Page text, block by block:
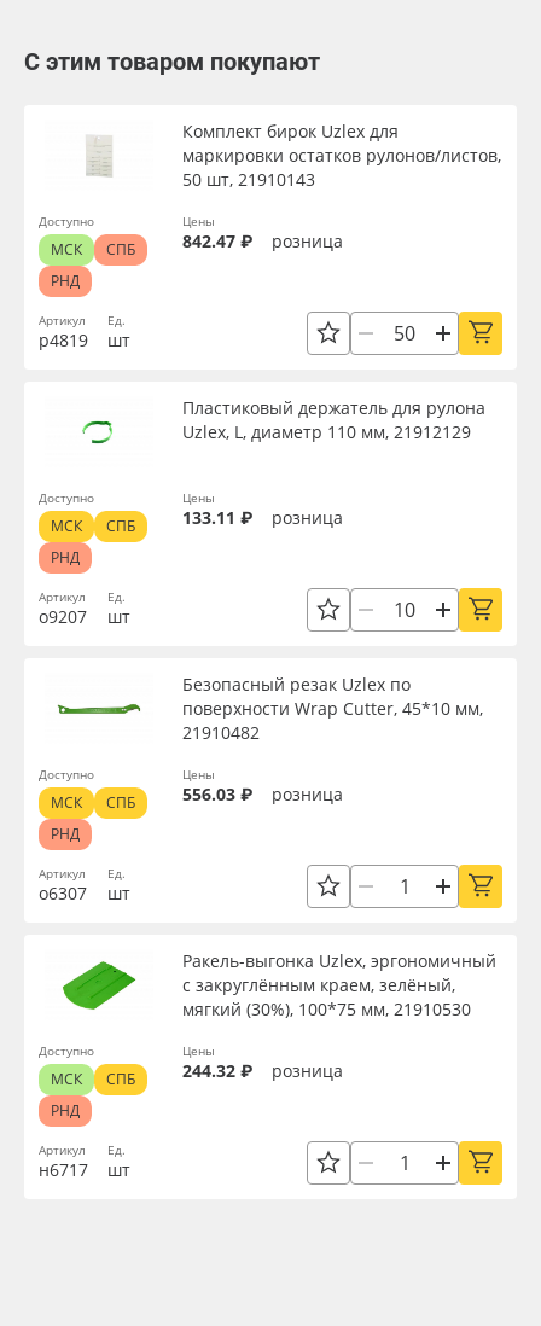
С этим товаром покупают
Артикул
р4819
Комплект бирок Uzlex для
маркировки остатков рулонов/листов,
50 шт, 21910143
Ед.
шт
Цены
842.47 ₽ розница
Доступно
МСК
СПБ
РНД
Артикул
о9207
Пластиковый держатель для рулона
Uzlex, L, диаметр 110 мм, 21912129
Ед.
шт
Цены
133.11 ₽ розница
Доступно
МСК
СПБ
РНД
Артикул
о6307
Безопасный резак Uzlex по
поверхности Wrap Cutter, 45*10 мм,
21910482
Ед.
шт
Цены
556.03 ₽ розница
Доступно
МСК
СПБ
РНД
Артикул
н6717
Ракель-выгонка Uzlex, эргономичный
с закруглённым краем, зелёный,
мягкий (30%), 100*75 мм, 21910530
Ед.
шт
Цены
244.32 ₽ розница
Доступно
МСК
СПБ
РНД